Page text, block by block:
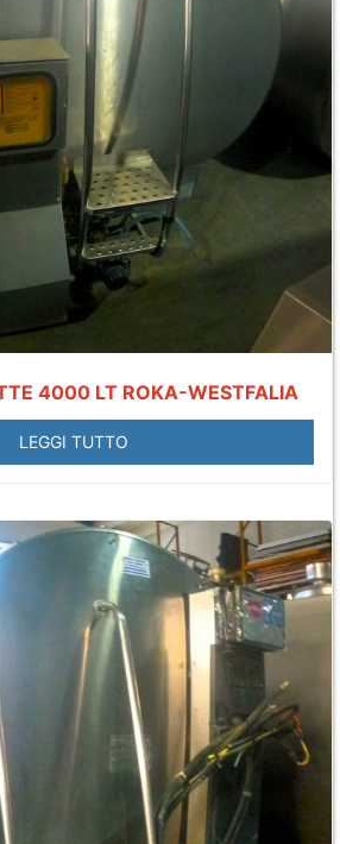
4000 LT ROKA-WESTFALIA
LEGGI TUTTO